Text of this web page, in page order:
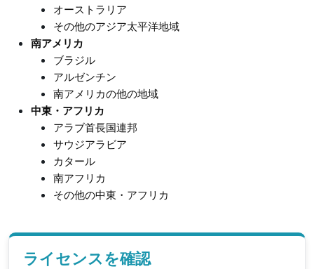
オーストラリア
その他のアジア太平洋地域
南アメリカ
ブラジル
アルゼンチン
南アメリカの他の地域
中東・アフリカ
アラブ首長国連邦
サウジアラビア
カタール
南アフリカ
その他の中東・アフリカ
ライセンスを確認